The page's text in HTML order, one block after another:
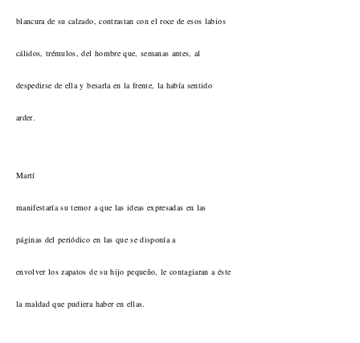
blancura de su calzado, contrastan con el roce de esos labios
cálidos, trémulos, del hombre que, semanas antes, al
despedirse de ella y besarla en la frente, la había sentido
arder.
Martí
manifestaría su temor a que las ideas expresadas en las
páginas del periódico en las que se disponía a
envolver los zapatos de su hijo pequeño, le contagiaran a éste
la maldad que pudiera haber en ellas.